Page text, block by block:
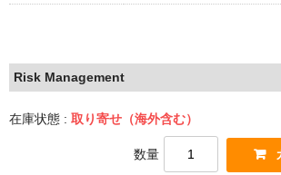
Risk Management
在庫状態 : 取り寄せ（海外含む）
数量